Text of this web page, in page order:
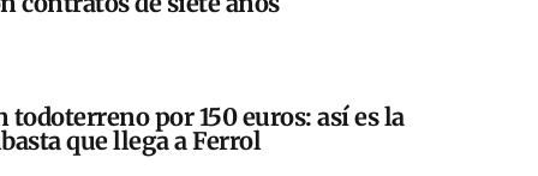
todoterreno por 150 euros: así es la
que llega a Ferrol